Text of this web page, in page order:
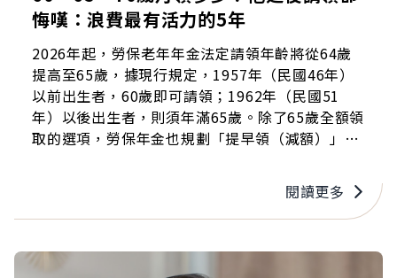
悔嘆：浪費最有活力的5年
2026年起，勞保老年年金法定請領年齡將從64歲
提高至65歲，據現行規定，1957年（民國46年）
以前出生者，60歲即可請領；1962年（民國51
年）以後出生者，則須年滿65歲。除了65歲全額領
取的選項，勞保年金也規劃「提早領（減額）」、
點，熟齡族該如何規劃，才能安心又有尊嚴地迎向
閱讀更多